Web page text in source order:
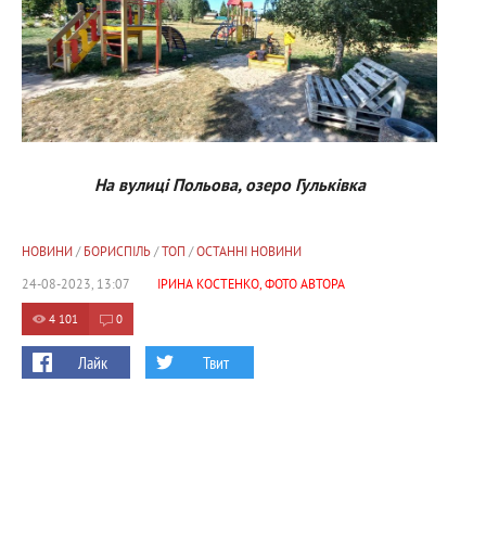
На вулиці Польова, озеро Гульківка
НОВИНИ/ БОРИСПІЛЬ/ ТОП / ОСТАННІ НОВИНИ
24-08-2023, 13:07
ІРИНА КОСТЕНКО, ФОТО АВТОРА
4 101 0
Лайк Твит